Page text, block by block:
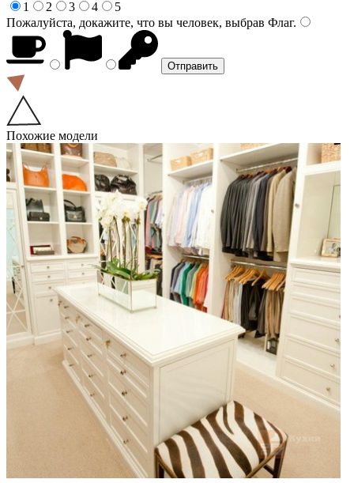
1
2 3 4
5
Пожалуйста, докажите, что вы человек, выбрав Флаг.
Похожие модели